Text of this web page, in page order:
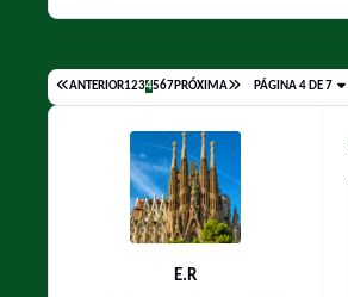
ANTERIOR1234567PRÓXIMA PÁGINA 4 DE 7
E.R